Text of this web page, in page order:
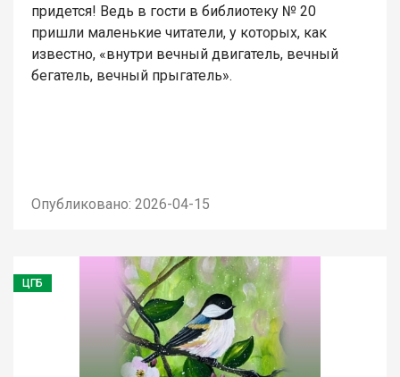
придется! Ведь в гости в библиотеку № 20
пришли маленькие читатели, у которых, как
известно, «внутри вечный двигатель, вечный
бегатель, вечный прыгатель».
Опубликовано: 2026-04-15
ЦГБ